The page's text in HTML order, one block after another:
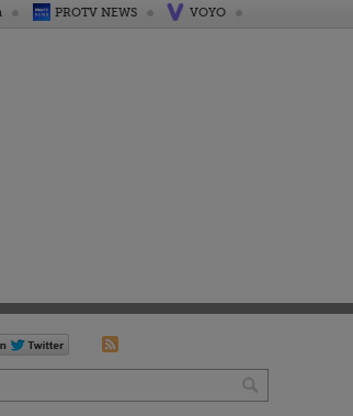
PROTV NEWS VOYO